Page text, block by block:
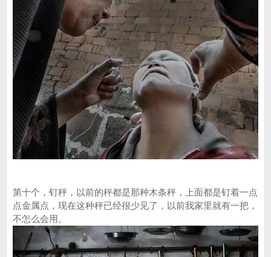
第十个，钉秤，以前的秤都是那种木条秤，上面都是钉着一点
点金属点，现在这种秤已经很少见了，以前我家里就有一把，
不怎么会用。